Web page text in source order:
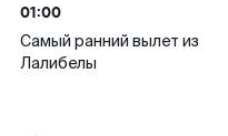
01:00
Самый ранний вылет из
Лалибелы